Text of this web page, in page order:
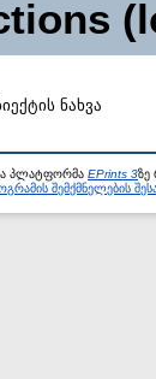
ნახვა
პლატფორმა EPrints 3ზე
შემქმნელების